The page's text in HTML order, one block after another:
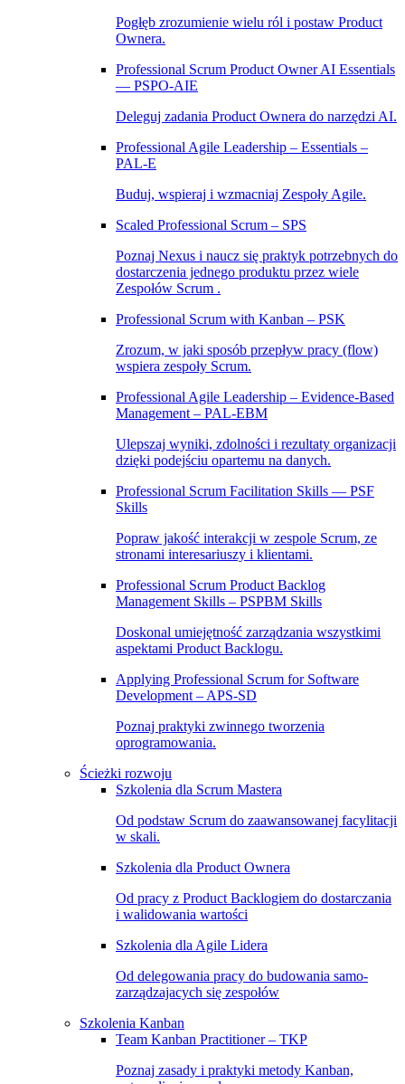
Pogłęb zrozumienie wielu ról i postaw Product
Ownera.
Professional Scrum Product Owner AI Essentials
— PSPO-AIE
Deleguj zadania Product Ownera do narzędzi AI.
Professional Agile Leadership – Essentials –
PAL‑E
Buduj, wspieraj i wzmacniaj Zespoły Agile.
Scaled Professional Scrum – SPS
Poznaj Nexus i naucz się praktyk potrzebnych do
dostarczenia jednego produktu przez wiele
Zespołów Scrum .
Professional Scrum with Kanban – PSK
Zrozum, w jaki sposób przepływ pracy (flow)
wspiera zespoły Scrum.
Professional Agile Leadership – Evidence-Based
Management – PAL-EBM
Ulepszaj wyniki, zdolności i rezultaty organizacji
dzięki podejściu opartemu na danych.
Professional Scrum Facilitation Skills — PSF
Skills
Popraw jakość interakcji w zespole Scrum, ze
stronami interesariuszy i klientami.
Professional Scrum Product Backlog
Management Skills – PSPBM Skills
Doskonal umiejętność zarządzania wszystkimi
aspektami Product Backlogu.
Applying Professional Scrum for Software
Development – APS-SD
Poznaj praktyki zwinnego tworzenia
oprogramowania.
Ścieżki rozwoju
Szkolenia dla Scrum Mastera
Od podstaw Scrum do zaawansowanej facylitacji
w skali.
Szkolenia dla Product Ownera
Od pracy z Product Backlogiem do dostarczania
i walidowania wartości
Szkolenia dla Agile Lidera
Od delegowania pracy do budowania samo-
zarządzajacych się zespołów
Szkolenia Kanban
Team Kanban Practitioner – TKP
Poznaj zasady i praktyki metody Kanban,